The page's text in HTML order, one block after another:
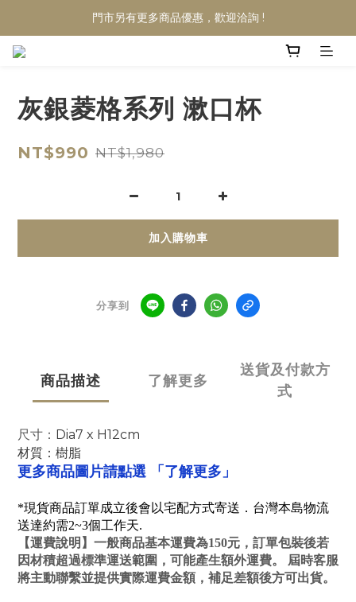
門市另有更多商品優惠，歡迎洽詢 !
灰銀菱格系列 漱口杯
NT$990 NT$1,980
加入購物車
分享到
商品描述 了解更多
送貨及付款方
式
尺寸： Dia7 x H12cm
材質：樹脂
更多商品圖片請點選 「了解更多」
*現貨商品訂單成立後會以宅配方式寄送．台灣本島物流
送達約需2~3個工作天.
【運費說明 】一般商品基本運費為150元，訂單包裝後若
因材積超過標準運送範圍，可能產生額外運費。 屆時客服
將主動聯繫並提供實際運費金額，補足差額後方可出貨。